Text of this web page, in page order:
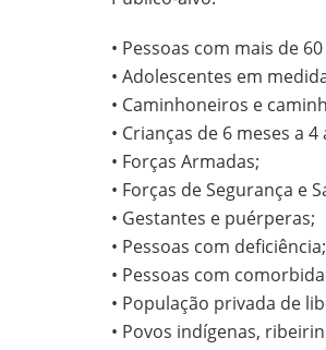
• Pessoas com mais de
• Adolescentes em
• Caminhoneiros e
• Crianças de 6 meses a 4
• Forças Armadas;
• Forças de Segurança e
• Gestantes e puérperas;
• Pessoas com deficiência;
• Pessoas com
• População privada de
• Povos indígenas,